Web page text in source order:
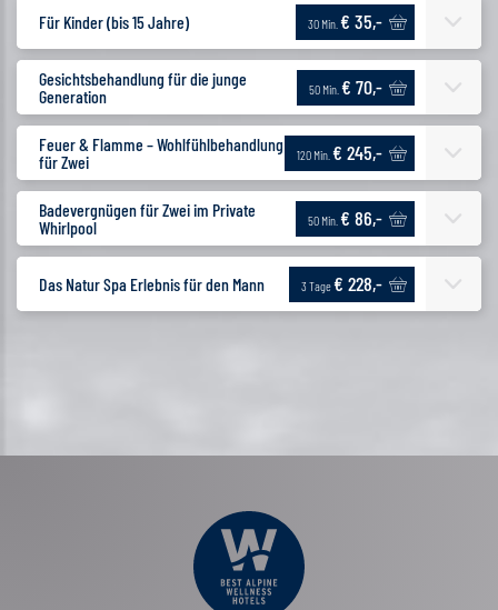
Für Kinder (bis 15 Jahre) 30 Min. € 35,-
Gesichtsbehandlung für die junge
Generation
50 Min. € 70,-
Feuer & Flamme – Wohlfühlbehandlung
für Zwei
120 Min. € 245,-
Badevergnügen für Zwei im Private
Whirlpool
50 Min. € 86,-
Das Natur Spa Erlebnis für den Mann 3 Tage€ 228,-